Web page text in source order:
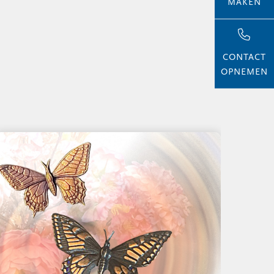
MAKEN
CONTACT
OPNEMEN